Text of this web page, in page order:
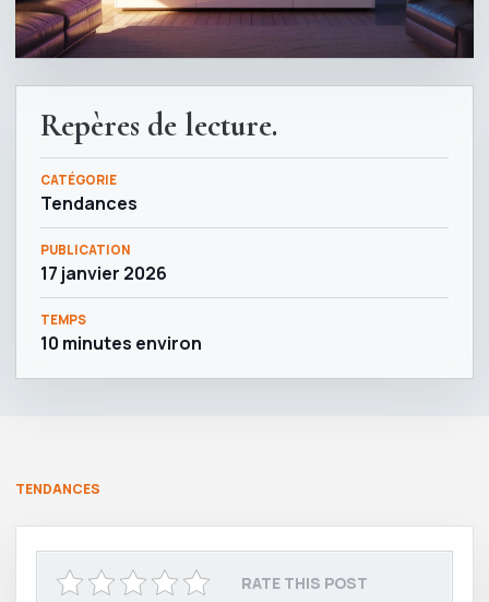
Repères de lecture.
CATÉGORIE
Tendances
PUBLICATION
17 janvier 2026
TEMPS
10 minutes environ
TENDANCES
RATE THIS POST